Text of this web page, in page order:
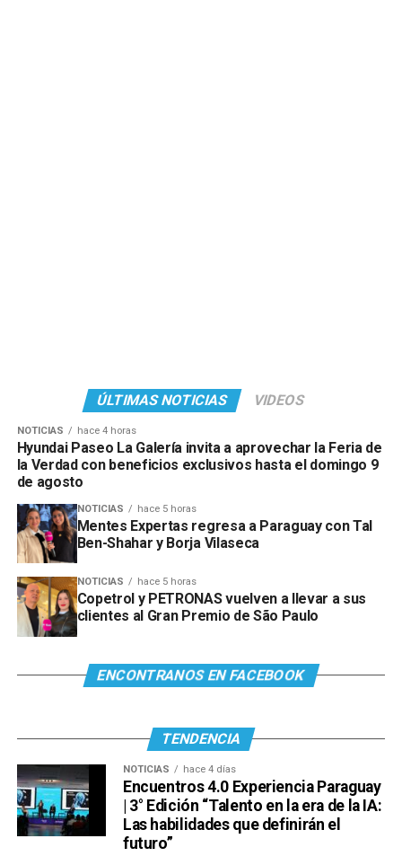
ÚLTIMAS NOTICIAS VIDEOS
NOTICIAS hace 4 horas
Hyundai Paseo La Galería invita a aprovechar la Feria de
la Verdad con beneficios exclusivos hasta el domingo 9
de agosto
NOTICIAS hace 5 horas
Mentes Expertas regresa a Paraguay con Tal
Ben-Shahar y Borja Vilaseca
NOTICIAS hace 5 horas
Copetrol y PETRONAS vuelven a llevar a sus
clientes al Gran Premio de São Paulo
ENCONTRANOS EN FACEBOOK
TENDENCIA
NOTICIAS hace 4 días
Encuentros 4.0 Experiencia Paraguay
| 3° Edición “Talento en la era de la IA:
Las habilidades que definirán el
futuro”